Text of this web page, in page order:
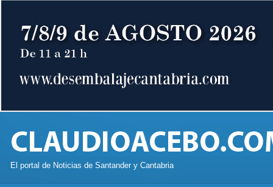
El portal de Noticias de Santander y Cantabria